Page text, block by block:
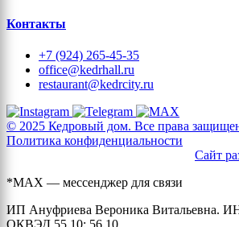
Контакты
+7 (924) 265-45-35
office@kedrhall.ru
restaurant@kedrcity.ru
© 2025 Кедровый дом. Все права
Политика конфиденциальности
Сайт
*MAX — мессенджер для связи
ИП Ануфриева Вероника Витальевна.